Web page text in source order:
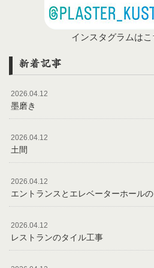
インスタグラムはこ
新着記事
2026.04.12
墨磨き
2026.04.12
土間
2026.04.12
エントランスとエレベーターホール
2026.04.12
レストランのタイル工事